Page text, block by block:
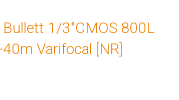
Bullett 1/3″CMOS 800L
Varifocal [NR]